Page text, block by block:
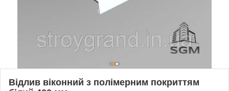
Відлив віконний з полімерним покриттям